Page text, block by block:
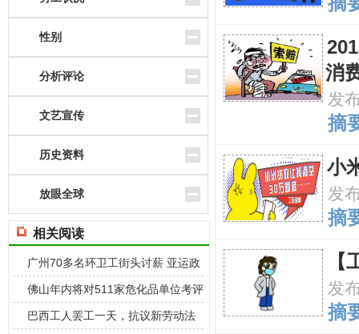
消
发
摘
小
发
摘
发
摘
性别
分析评论
文艺宣传
历史资料
放眼全球
相关阅读
广州70多名环卫工街头讨薪 亚运政
府补贴
佛山年内将对511家危化品单位考评
标准化
巴西工人罢工一天，抗议新劳动法